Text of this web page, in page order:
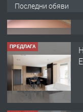
Последни обяви
ПРЕДЛАГА
ПРЕДЛАГА